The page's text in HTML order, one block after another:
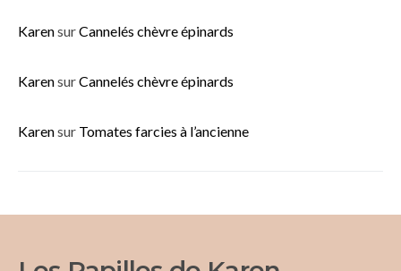
KarensurCannelés chèvre épinards
KarensurCannelés chèvre épinards
Karensur Tomates farcies à l’ancienne